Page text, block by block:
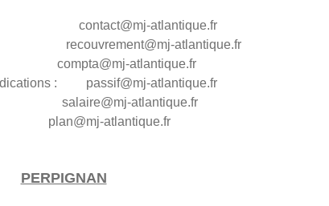
: contact@mj-atlantique.fr
mj-atlantique.fr
mj-atlantique.fr
: passif@mj-atlantique.fr
atlantique.fr
plan@mj-atlantique.fr
PERPIGNAN